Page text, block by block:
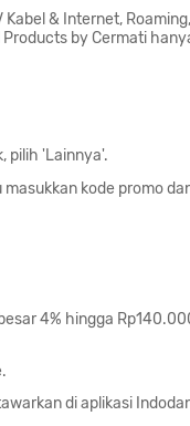
& Internet,
by Cermati
pilih 'Lainnya'.
kode promo
4% hingga
di aplikasi